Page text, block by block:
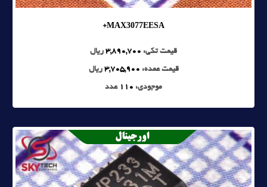
MAX3077EESA+
قیمت تکی: 3,890,700 ریال
قیمت عمده: 3,705,900 ریال
موجودی: 110 عدد